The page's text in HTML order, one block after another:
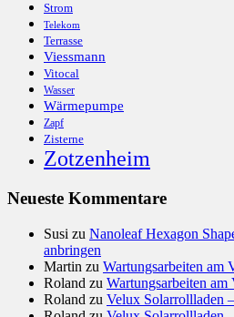
Strom
Telekom
Terrasse
Viessmann
Vitocal
Wasser
Wärmepumpe
Zapf
Zisterne
Zotzenheim
Neueste Kommentare
Susi zu Nanoleaf Hexagon
anbringen
Martin zu Wartungsarbeiten am
Roland zu Wartungsarbeiten
Roland zu Velux Solarrollladen